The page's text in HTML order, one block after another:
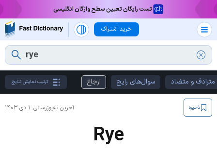
تست رایگان تعیین سطح واژگان انگلیسی
خرید اشتراک
مترادف و متضاد سوال‌های رایج ارجاع ترتیب نمایش نتایج
آخرین به‌روزرسانی: ۱ دی ۱۴۰۳ ذخیره
Rye